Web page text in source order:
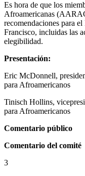
Es hora de que los
Afroamericanas
recomendaciones para
Francisco, incluidas las
elegibilidad.
Presentación:
Eric McDonnell,
para Afroamericanos
Tinisch Hollins,
para Afroamericanos
Comentario público
Comentario del comité
3